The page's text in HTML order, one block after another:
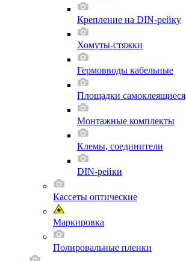
Крепление на DIN-рейку
Хомуты-стяжки
Гермовводы кабельные
Площадки самоклеящиеся
Монтажные комплекты
Клемы, соединители
DIN-рейки
Кассеты оптические
Маркировка
Полировальные пленки